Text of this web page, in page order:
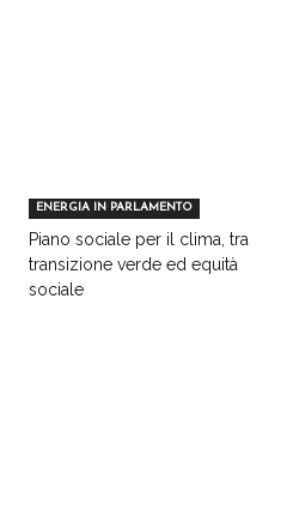
ENERGIA IN PARLAMENTO
Piano sociale per il clima, tra
transizione verde ed equità
sociale